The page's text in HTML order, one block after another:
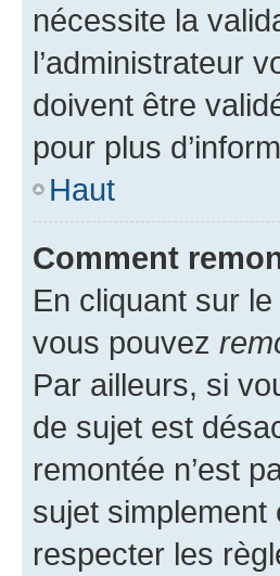
nécessite la
l’administrateur
doivent être
pour plus
Haut
Comment
En cliquant sur
vous pouvez
Par ailleurs, si
de sujet est
remontée n’est
sujet
respecter les